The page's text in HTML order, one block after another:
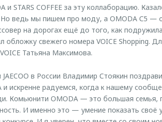
и STARS COFFEE за эту коллаборацию.
ведь мы пишем про моду, а OMODA С5 —
на дорогах ещё до того, как
обложку свежего номера VOICE Shopping.
Татьяна Максимова.
в России Владимир Стоякин
искренне радуемся, когда к нашему
Комьюнити OMODA — это большая
И именно это — умение показать своё